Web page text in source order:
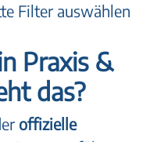
Filter auswählen
Praxis &
das?
offizielle